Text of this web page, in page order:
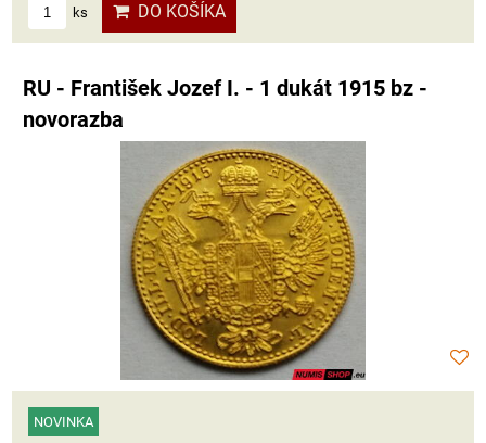
ks DO KOŠÍKA
RU - František Jozef I. - 1 dukát 1915 bz -
novorazba
NOVINKA